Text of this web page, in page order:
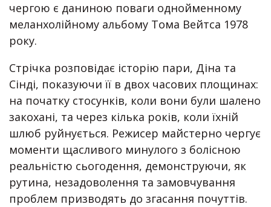
чергою є даниною поваги однойменному
меланхолійному альбому Тома Вейтса 1978
року.
Стрічка розповідає історію пари, Діна та
Сінді, показуючи її в двох часових площинах:
на початку стосунків, коли вони були шалено
закохані, та через кілька років, коли їхній
шлюб руйнується. Режисер майстерно чергує
моменти щасливого минулого з болісною
реальністю сьогодення, демонструючи, як
рутина, незадоволення та замовчування
проблем призводять до згасання почуттів.